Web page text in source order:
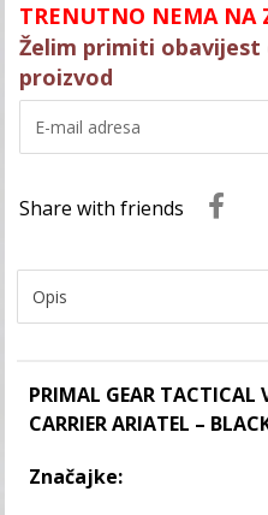
TRENUTNO NEMA NA
Želim primiti
proizvod
PRIMAL GEAR TACTICAL
CARRIER ARIATEL –
Značajke: